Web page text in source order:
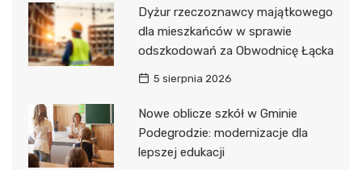
Dyżur rzeczoznawcy majątkowego
dla mieszkańców w sprawie
odszkodowań za Obwodnicę Łącka
5 sierpnia 2026
Nowe oblicze szkół w Gminie
Podegrodzie: modernizacje dla
lepszej edukacji